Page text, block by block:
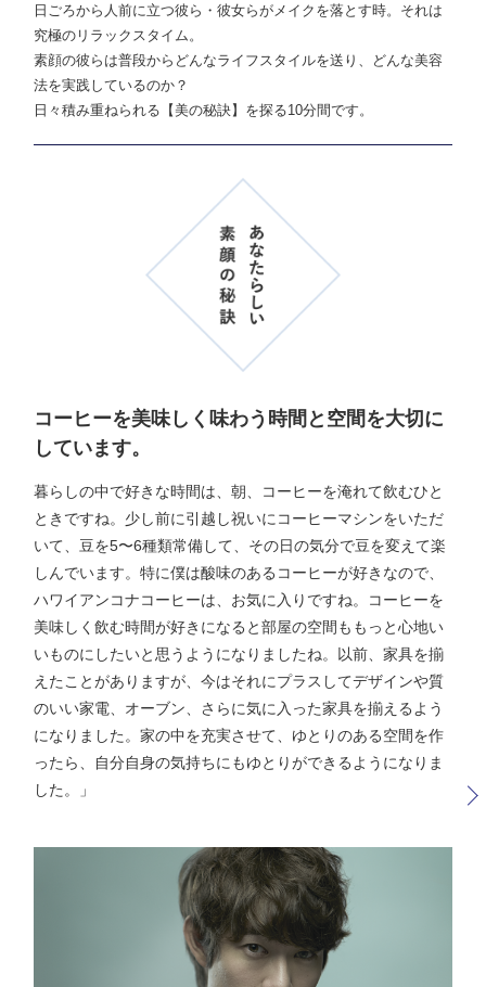
日ごろから人前に立つ彼ら・彼女らがメイクを落とす時。それは
究極のリラックスタイム。
素顔の彼らは普段からどんなライフスタイルを送り、どんな美容
法を実践しているのか？
日々積み重ねられる【美の秘訣】を探る10分間です。
コーヒーを美味しく味わう時間と空間を大切に
しています。
暮らしの中で好きな時間は、朝、コーヒーを淹れて飲むひと
ときですね。少し前に引越し祝いにコーヒーマシンをいただ
いて、豆を5〜6種類常備して、その日の気分で豆を変えて楽
しんでいます。特に僕は酸味のあるコーヒーが好きなので、
ハワイアンコナコーヒーは、お気に入りですね。コーヒーを
美味しく飲む時間が好きになると部屋の空間ももっと心地い
いものにしたいと思うようになりましたね。以前、家具を揃
えたことがありますが、今はそれにプラスしてデザインや質
のいい家電、オーブン、さらに気に入った家具を揃えるよう
になりました。家の中を充実させて、ゆとりのある空間を作
ったら、自分自身の気持ちにもゆとりができるようになりま
した。」